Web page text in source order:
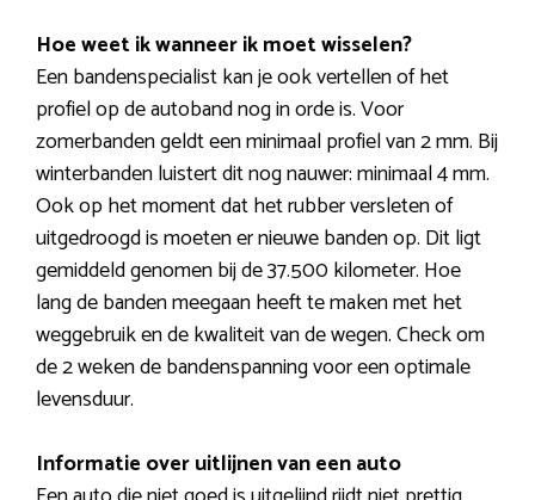
Hoe weet ik wanneer ik moet wisselen?
Een bandenspecialist kan je ook vertellen of het
profiel op de autoband nog in orde is. Voor
zomerbanden geldt een minimaal profiel van 2 mm. Bij
winterbanden luistert dit nog nauwer: minimaal 4 mm.
Ook op het moment dat het rubber versleten of
uitgedroogd is moeten er nieuwe banden op. Dit ligt
gemiddeld genomen bij de 37.500 kilometer. Hoe
lang de banden meegaan heeft te maken met het
weggebruik en de kwaliteit van de wegen. Check om
de 2 weken de bandenspanning voor een optimale
levensduur.
Informatie over uitlijnen van een auto